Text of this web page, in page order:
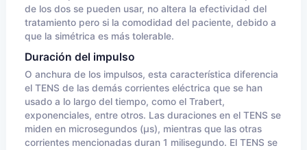
de los dos se pueden usar, no altera la efectividad del
tratamiento pero si la comodidad del paciente, debido a
que la simétrica es más tolerable.
Duración del impulso
O anchura de los impulsos, esta característica diferencia
el TENS de las demás corrientes eléctrica que se han
usado a lo largo del tiempo, como el Trabert,
exponenciales, entre otros. Las duraciones en el TENS se
miden en microsegundos (µs), mientras que las otras
corrientes mencionadas duran 1 milisegundo. El TENS se